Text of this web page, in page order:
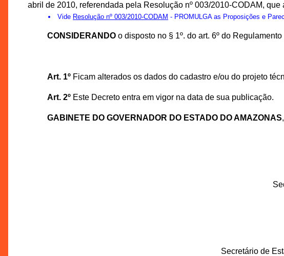
abril de 2010, referendada pela Resolução nº 003/2010-CODAM,
Vide Resolução nº 003/2010-CODAM - PROMULGA as Proposições e
CONSIDERANDOo disposto no § 1º. do art. 6º do
Art. 1ºFicam alterados os dados do cadastro e/ou do projeto
Art. 2ºEste Decreto entra em vigor na data de sua publicação.
GABINETE DO GOVERNADOR DO ESTADO DO AMAZONAS
Secretário de